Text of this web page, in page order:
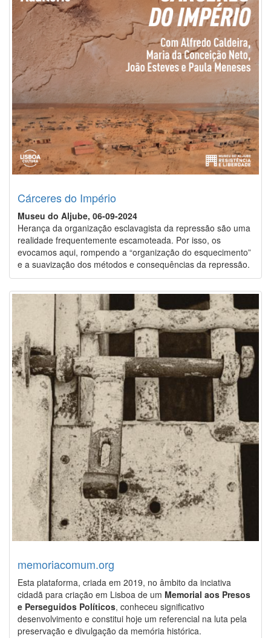
Cárceres do Império
Museu do Aljube, 06-09-2024
Herança da organização esclavagista da repressão são uma
realidade frequentemente escamoteada. Por isso, os
evocamos aqui, rompendo a “organização do esquecimento”
e a suavização dos métodos e consequências da repressão.
memoriacomum.org
Esta plataforma, criada em 2019, no âmbito da inciativa
cidadã para criação em Lisboa de um Memorial aos Presos
e Perseguidos Políticos, conheceu significativo
desenvolvimento e constitui hoje um referencial na luta pela
preservação e divulgação da memória histórica.